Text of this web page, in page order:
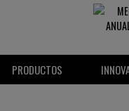
PRODUCTOS